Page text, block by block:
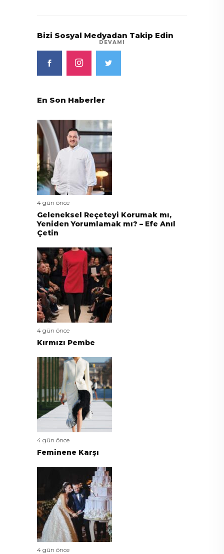
DEVAMI
Bizi Sosyal Medyadan Takip Edin
En Son Haberler
4 gün önce
Geleneksel Reçeteyi Korumak mı,
Yeniden Yorumlamak mı? – Efe Anıl
Çetin
4 gün önce
Kırmızı Pembe
4 gün önce
Feminene Karşı
4 gün önce